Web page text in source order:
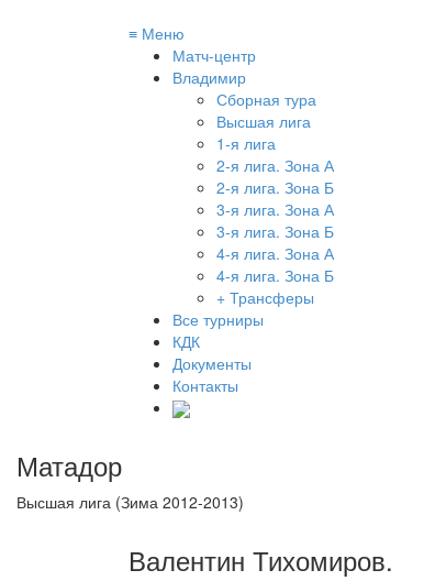
≡ Меню
Матч-центр
Владимир
Сборная тура
Высшая лига
1-я лига
2-я лига. Зона А
2-я лига. Зона Б
3-я лига. Зона А
3-я лига. Зона Б
4-я лига. Зона А
4-я лига. Зона Б
+ Трансферы
Все турниры
КДК
Документы
Контакты
Матадор
Высшая лига (Зима 2012-2013)
Валентин Тихомиров.